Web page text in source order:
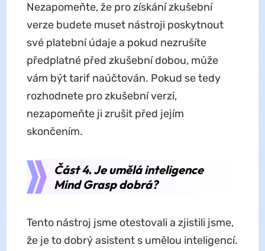
Nezapomeňte, že pro získání zkušební
verze budete muset nástroji poskytnout
své platební údaje a pokud nezrušíte
předplatné před zkušební dobou, může
vám být tarif naúčtován. Pokud se tedy
rozhodnete pro zkušební verzi,
nezapomeňte ji zrušit před jejím
skončením.
Část 4. Je umělá inteligence
Mind Grasp dobrá?
Tento nástroj jsme otestovali a zjistili jsme,
že je to dobrý asistent s umělou inteligencí.